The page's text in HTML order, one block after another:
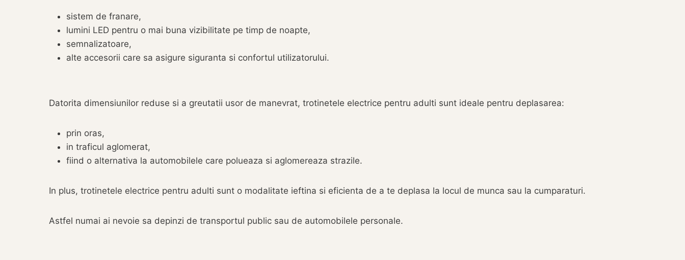
sistem de franare,
lumini LED pentru o mai buna vizibilitate pe timp de noapte,
semnalizatoare,
alte accesorii care sa asigure siguranta si confortul utilizatorului.
Datorita dimensiunilor reduse si a greutatii usor de manevrat, trotinetele electrice pentru adulti sunt ideale pentru deplasarea:
prin oras,
in traficul aglomerat,
fiind o alternativa la automobilele care polueaza si aglomereaza strazile.
In plus, trotinetele electrice pentru adulti sunt o modalitate ieftina si eficienta de a te deplasa la locul de munca sau la cumparaturi.
Astfel numai ai nevoie sa depinzi de transportul public sau de automobilele personale.